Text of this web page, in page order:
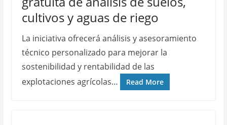
cultivos y aguas de riego
La iniciativa ofrecerá análisis y asesoramiento
técnico personalizado para mejorar la
sostenibilidad y rentabilidad de las
explotaciones agrícolas…
Read More